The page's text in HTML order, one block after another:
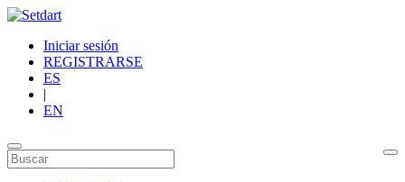
Iniciar sesión
REGISTRARSE
ES
|
EN